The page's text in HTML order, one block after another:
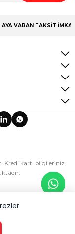
AYA VARAN TAKSİT
Kredi kartı bilgileriniz